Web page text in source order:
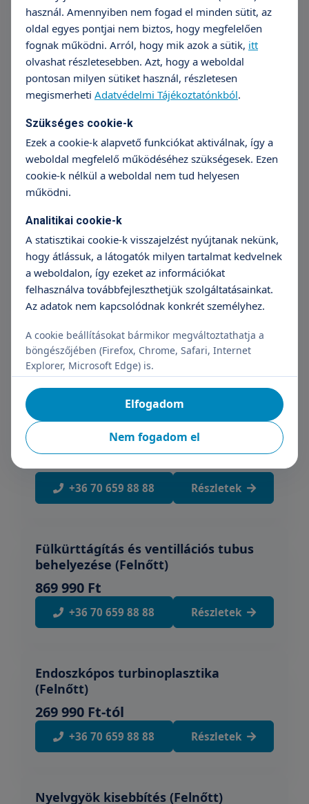
Orrsövény műtét (Felnőtt)
479 990 Ft - tól
+36 70 659 88 88 Részletek
Orrpolip eltávolítás (Felnőtt)
539 990 Ft-tól
+36 70 659 88 88 Részletek
Fültőmirigy műtét (Felnőtt)
1 299 990 Ft
+36 70 659 88 88 Részletek
Fültőmirigy műtét szövettan (Felnőtt)
69 990 Ft
+36 70 659 88 88 Részletek
Fülkürttágítás (Felnőtt)
+36 70 659 88 88 Részletek
Fülkürttágítás és ventillációs tubus
behelyezése (Felnőtt)
869 990 Ft
+36 70 659 88 88 Részletek
Endoszkópos turbinoplasztika
(Felnőtt)
269 990 Ft-tól
+36 70 659 88 88 Részletek
Nyelvgyök kisebbítés (Felnőtt)
használ. Amennyiben nem fogad el minden sütit, az
oldal egyes pontjai nem biztos, hogy megfelelően
fognak működni. Arról, hogy mik azok a sütik, itt
olvashat részletesebben. Azt, hogy a weboldal
pontosan milyen sütiket használ, részletesen
megismerheti Adatvédelmi Tájékoztatónkból.
Szükséges cookie-k
Ezek a cookie-k alapvető funkciókat aktiválnak, így a
weboldal megfelelő működéséhez szükségesek. Ezen
cookie-k nélkül a weboldal nem tud helyesen
működni.
Analitikai cookie-k
A statisztikai cookie-k visszajelzést nyújtanak nekünk,
hogy átlássuk, a látogatók milyen tartalmat kedvelnek
a weboldalon, így ezeket az információkat
felhasználva továbbfejleszthetjük szolgáltatásainkat.
Az adatok nem kapcsolódnak konkrét személyhez.
A cookie beállításokat bármikor megváltoztathatja a
böngészőjében (Firefox, Chrome, Safari, Internet
Explorer, Microsoft Edge) is.
Nem fogadom el
Elfogadom